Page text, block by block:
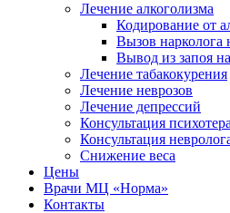
Лечение алкоголизма
Кодирование от
Вызов нарколога
Вывод из запоя
Лечение табакокурения
Лечение неврозов
Лечение депрессий
Консультация
Консультация
Снижение веса
Цены
Врачи МЦ «Норма»
Контакты